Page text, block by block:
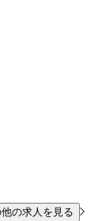
の求人を見る